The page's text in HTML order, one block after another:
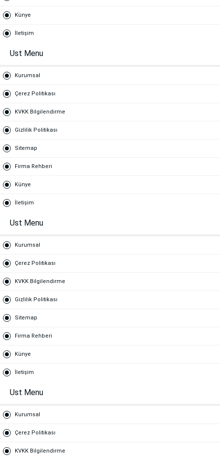
Künye
İletişim
Ust Menu
Kurumsal
Çerez Politikası
KVKK Bilgilendirme
Gizlilik Politikası
Sitemap
Firma Rehberi
Künye
İletişim
Ust Menu
Kurumsal
Çerez Politikası
KVKK Bilgilendirme
Gizlilik Politikası
Sitemap
Firma Rehberi
Künye
İletişim
Ust Menu
Kurumsal
Çerez Politikası
KVKK Bilgilendirme